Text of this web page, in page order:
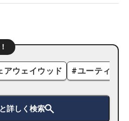
アウェイウッド #ユーティリ
詳しく検索